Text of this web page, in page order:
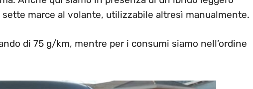
sette marce al volante, utilizzabile altresì manualmente.
di 75 g/km, mentre per i consumi siamo nell’ordine